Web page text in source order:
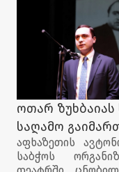
ხელისუფლების
მთავრობის
და ჯანდაცვის
ესწრებოდნენ.
ოთარ ზუხბაიას
საღამო
აფხაზეთის
საბჭოს